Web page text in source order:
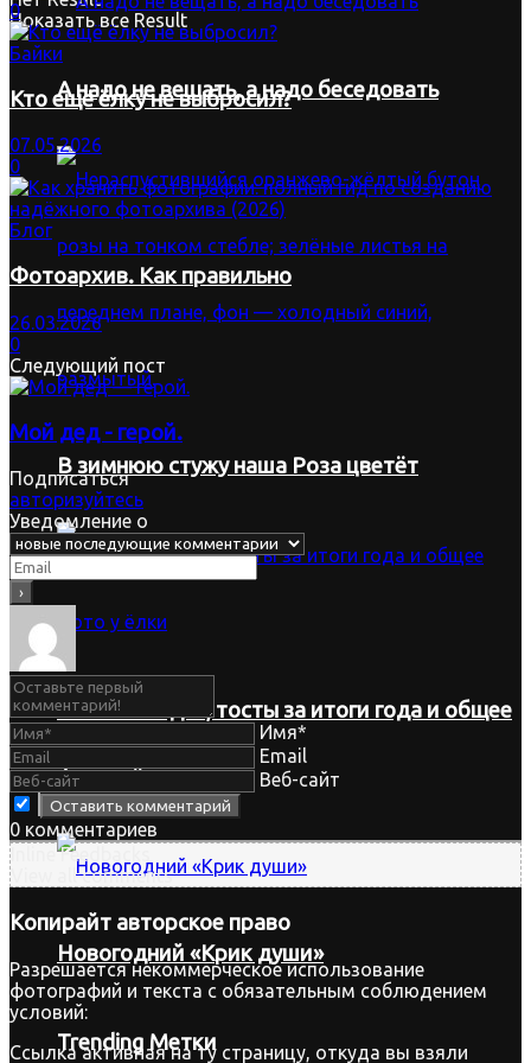
Показать все Result
А надо не вещать, а надо беседовать
В зимнюю стужу наша Роза цветёт
«Мы команда», тосты за итоги года и общее
фото у ёлки
Новогодний «Крик души»
Trending Метки
0
Байки
Кто ещё ёлку не выбросил?
07.05.2026
0
Блог
Фотоархив. Как правильно
26.03.2026
0
Следующий пост
Мой дед - герой.
Подписаться
авторизуйтесь
Уведомление о
Имя*
Email
Веб-сайт
0 комментариев
Inline Feedbacks
View all comments
Копирайт авторское право
Разрешается некоммерческое использование
фотографий и текста с обязательным соблюдением
условий:
Ссылка активная на ту страницу, откуда вы взяли